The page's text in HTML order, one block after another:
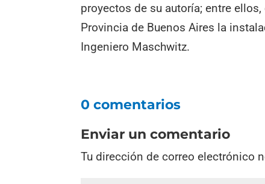
proyectos de su autoría; entre
Provincia de Buenos Aires la
Ingeniero Maschwitz.
0 comentarios
Enviar un comentario
Tu dirección de correo electrónico